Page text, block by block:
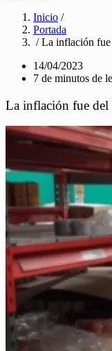
Inicio /
Portada
/ La inflación
14/04/2023
7 de minutos de
La inflación fue del